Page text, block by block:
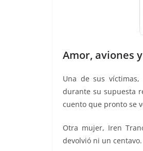
Amor, aviones
Una de sus
durante su supuesta
cuento que pronto se
Otra mujer, Iren
devolvió ni un centavo.